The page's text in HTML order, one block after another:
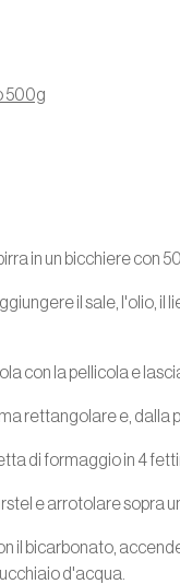
500g
in un bicchiere con
il sale, l'olio,
con la pellicola e
rettangolare e, dalla
di formaggio in 4
e arrotolare sopra
il bicarbonato,
d'acqua.